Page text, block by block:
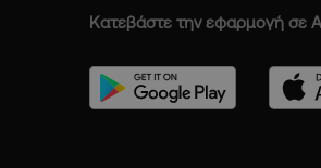
Κατεβάστε την εφαρμογή σε